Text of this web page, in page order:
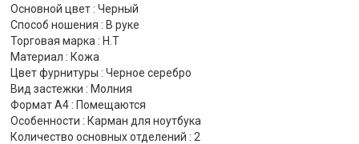
Основной цвет : Черный
Способ ношения : В руке
Торговая марка : H.T
Материал : Кожа
Цвет фурнитуры : Черное серебро
Вид застежки : Молния
Формат А4 : Помещаются
Особенности : Карман для ноутбука
Количество основных отделений : 2